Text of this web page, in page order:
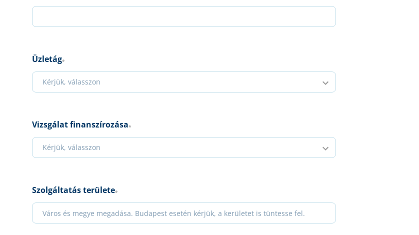
Üzletág*
Vizsgálat finanszírozása*
Szolgáltatás területe*